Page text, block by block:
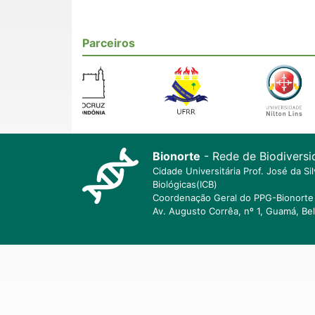
Parceiros
Bionorte - Rede de
Cidade Universitária Prof. José da
Biológicas(ICB)
Coordenação Geral do PPG-
Av. Augusto Corrêa, nº 1, Guamá,